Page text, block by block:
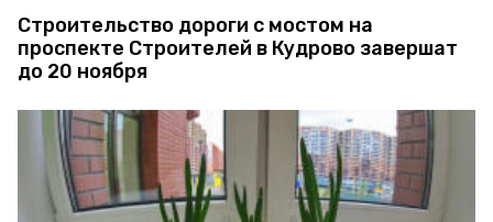
Строительство дороги с мостом на
проспекте Строителей в Кудрово завершат
до 20 ноября